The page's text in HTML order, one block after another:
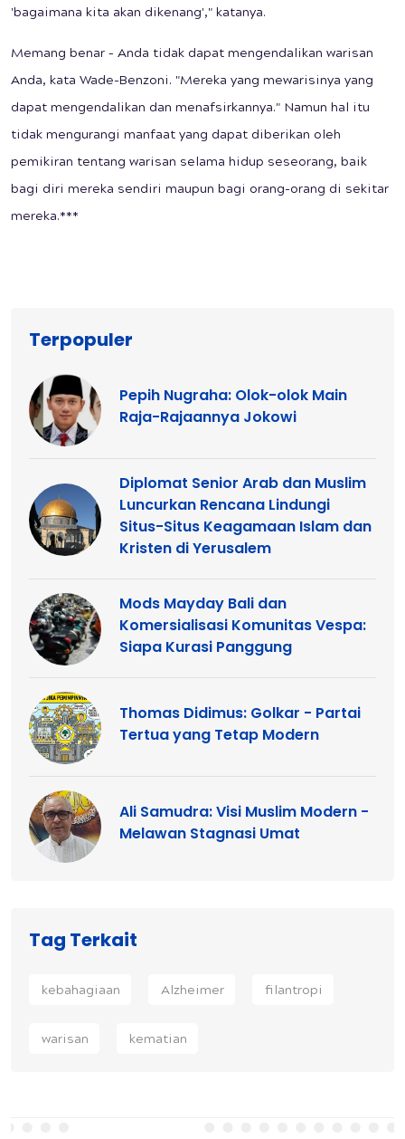
'bagaimana kita akan dikenang'," katanya.
Memang benar – Anda tidak dapat mengendalikan warisan
Anda, kata Wade-Benzoni. "Mereka yang mewarisinya yang
dapat mengendalikan dan menafsirkannya." Namun hal itu
tidak mengurangi manfaat yang dapat diberikan oleh
pemikiran tentang warisan selama hidup seseorang, baik
bagi diri mereka sendiri maupun bagi orang-orang di sekitar
mereka.***
Terpopuler
Pepih Nugraha: Olok-olok Main
Raja-Rajaannya Jokowi
Diplomat Senior Arab dan Muslim
Luncurkan Rencana Lindungi
Situs-Situs Keagamaan Islam dan
Kristen di Yerusalem
Mods Mayday Bali dan
Komersialisasi Komunitas Vespa:
Siapa Kurasi Panggung
Thomas Didimus: Golkar - Partai
Tertua yang Tetap Modern
Ali Samudra: Visi Muslim Modern -
Melawan Stagnasi Umat
Tag Terkait
kebahagiaan Alzheimer filantropi
warisan kematian